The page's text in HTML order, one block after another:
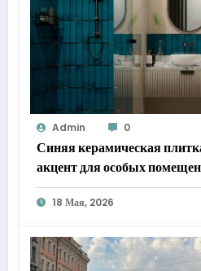
Admin 0
Синяя керамическая
акцент для особых
18 Мая, 2026